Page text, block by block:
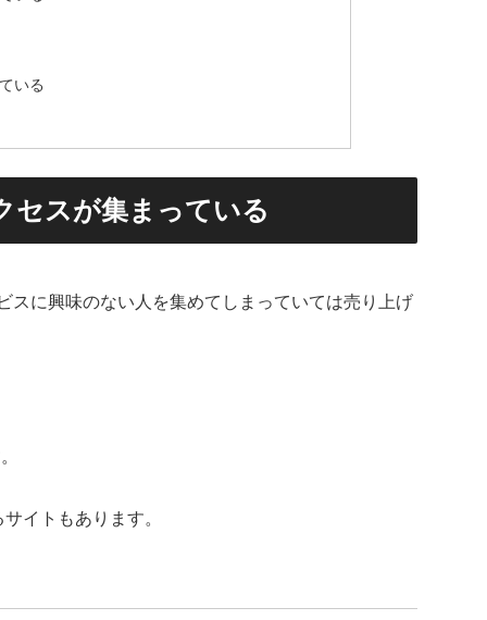
いる
セスが集まっている
スに興味のない人を集めてしまっていては売り上げ
イトもあります。